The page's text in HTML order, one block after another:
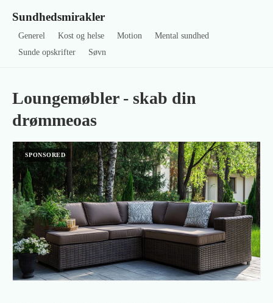
Sundhedsmirakler
Generel Kost og helse Motion
Mental sundhed
Sunde opskrifter
Søvn
Loungemøbler - skab din
drømmeoas